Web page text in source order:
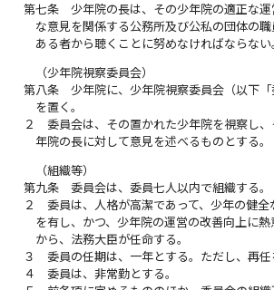
第七条
少年院の長は、その少年院の適正な
な意見を関係する公務所及び公私の団体の
ある者から聴くことに努めなければならない
（少年院視察委員会）
第八条
少年院に、少年院視察委員会（以下「
を置く。
２
委員会は、その置かれた少年院を視察し
年院の長に対して意見を述べるものとする。
（組織等）
第九条
委員会は、委員七人以内で組織する。
２
委員は、人格が高潔であって、少年の健
を有し、かつ、少年院の運営の改善向上に
から、法務大臣が任命する。
３
委員の任期は、一年とする。ただし、再任
４
委員は、非常勤とする。